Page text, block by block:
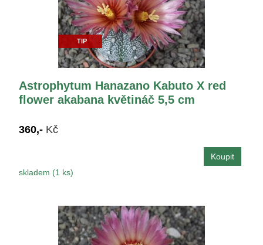
TIP
Astrophytum Hanazano Kabuto X red
flower akabana květináč 5,5 cm
360,- Kč
skladem (1 ks)